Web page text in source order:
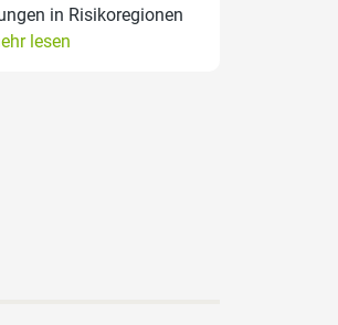
in Risikoregionen
lesen